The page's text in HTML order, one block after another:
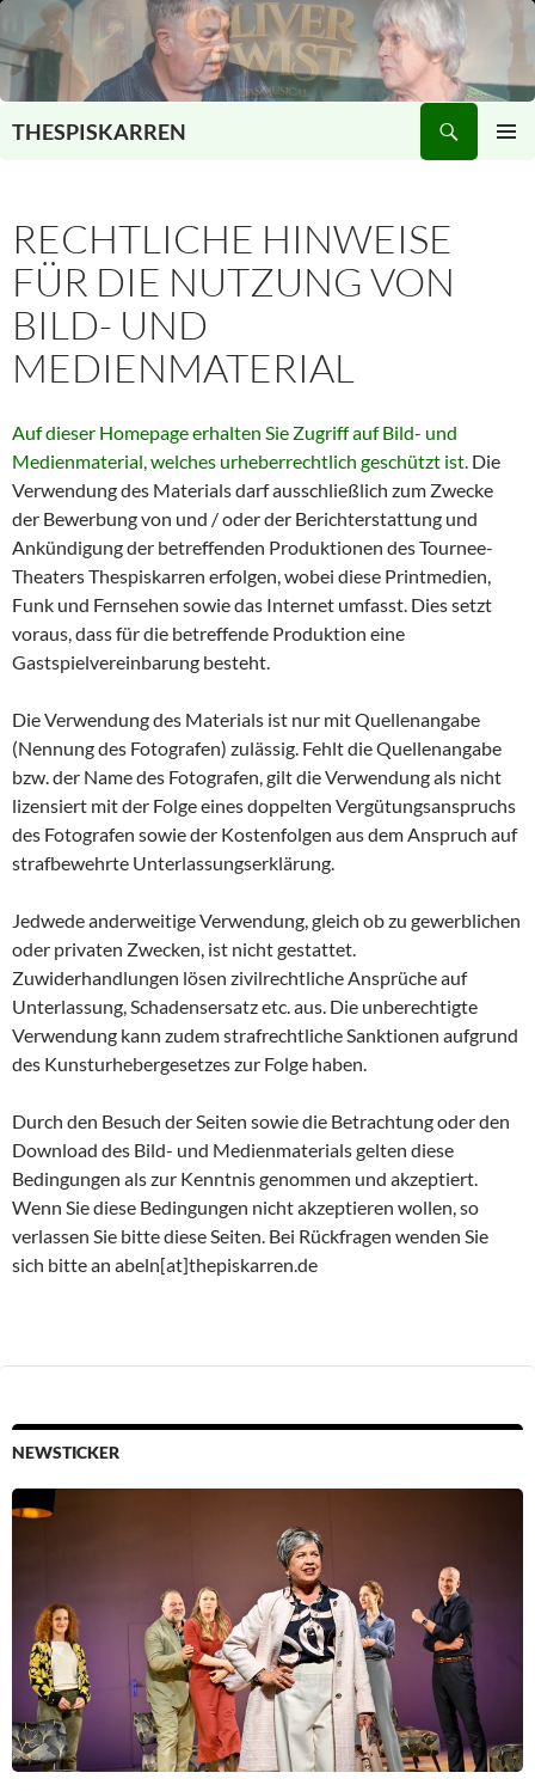
Inhalt
springen
THESPISKARREN
RECHTLICHE HINWEISE
FÜR DIE NUTZUNG VON
BILD- UND
MEDIENMATERIAL
Auf dieser Homepage erhalten Sie Zugriff auf Bild- und
Medienmaterial, welches urheberrechtlich geschützt ist. Die
Verwendung des Materials darf ausschließlich zum Zwecke
der Bewerbung von und / oder der Berichterstattung und
Ankündigung der betreffenden Produktionen des Tournee-
Theaters Thespiskarren erfolgen, wobei diese Printmedien,
Funk und Fernsehen sowie das Internet umfasst. Dies setzt
voraus, dass für die betreffende Produktion eine
Gastspielvereinbarung besteht.
Die Verwendung des Materials ist nur mit Quellenangabe
(Nennung des Fotografen) zulässig. Fehlt die Quellenangabe
bzw. der Name des Fotografen, gilt die Verwendung als nicht
lizensiert mit der Folge eines doppelten Vergütungsanspruchs
des Fotografen sowie der Kostenfolgen aus dem Anspruch auf
strafbewehrte Unterlassungserklärung.
Jedwede anderweitige Verwendung, gleich ob zu gewerblichen
oder privaten Zwecken, ist nicht gestattet.
Zuwiderhandlungen lösen zivilrechtliche Ansprüche auf
Unterlassung, Schadensersatz etc. aus. Die unberechtigte
Verwendung kann zudem strafrechtliche Sanktionen aufgrund
des Kunsturhebergesetzes zur Folge haben.
Durch den Besuch der Seiten sowie die Betrachtung oder den
Download des Bild- und Medienmaterials gelten diese
Bedingungen als zur Kenntnis genommen und akzeptiert.
Wenn Sie diese Bedingungen nicht akzeptieren wollen, so
verlassen Sie bitte diese Seiten. Bei Rückfragen wenden Sie
sich bitte an abeln[at]thepiskarren.de
NEWSTICKER